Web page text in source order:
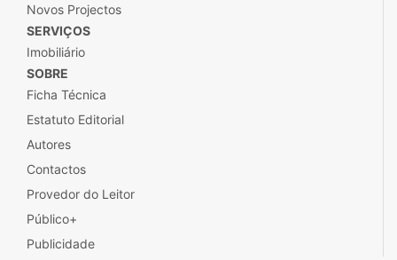
Novos Projectos
SERVIÇOS
Imobiliário
SOBRE
Ficha Técnica
Estatuto Editorial
Autores
Contactos
Provedor do Leitor
Público+
Publicidade